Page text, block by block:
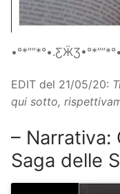
•°*””*°•.ƸӜƷ•°*””*°•
EDIT del 21/05/20:
qui sotto,
– Narrativa:
Saga delle